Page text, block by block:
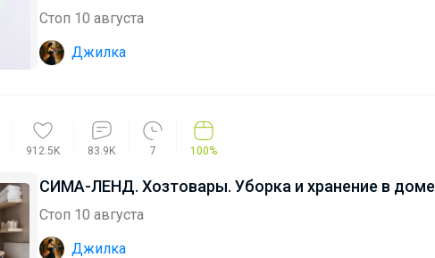
Стоп 10 августа
Джилка
912.5K 83.9K 7 100%
СИМА-ЛЕНД. Хозтовары. Уборка и хранение в доме
Стоп 10 августа
Джилка